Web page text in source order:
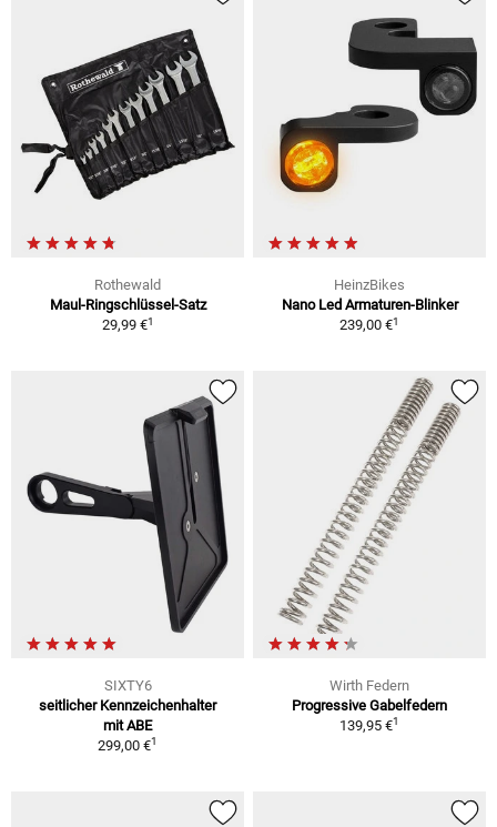
Rothewald
Maul-Ringschlüssel-Satz
29,99 €1
HeinzBikes
Nano Led Armaturen-Blinker
239,00 €1
SIXTY6
seitlicher Kennzeichenhalter
mit ABE
299,00 €1
Wirth Federn
Progressive Gabelfedern
139,95 €1